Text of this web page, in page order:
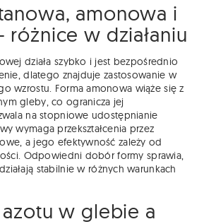
amonowa i
różnice w działaniu
działa szybko i jest bezpośrednio
dlatego znajduje zastosowanie w
wzrostu. Forma amonowa wiąże się z
gleby, co ogranicza jej
na stopniowe udostępnianie
wymaga przekształcenia przez
a jego efektywność zależy od
Odpowiedni dobór formy sprawia,
działają stabilnie w różnych warunkach
w glebie a